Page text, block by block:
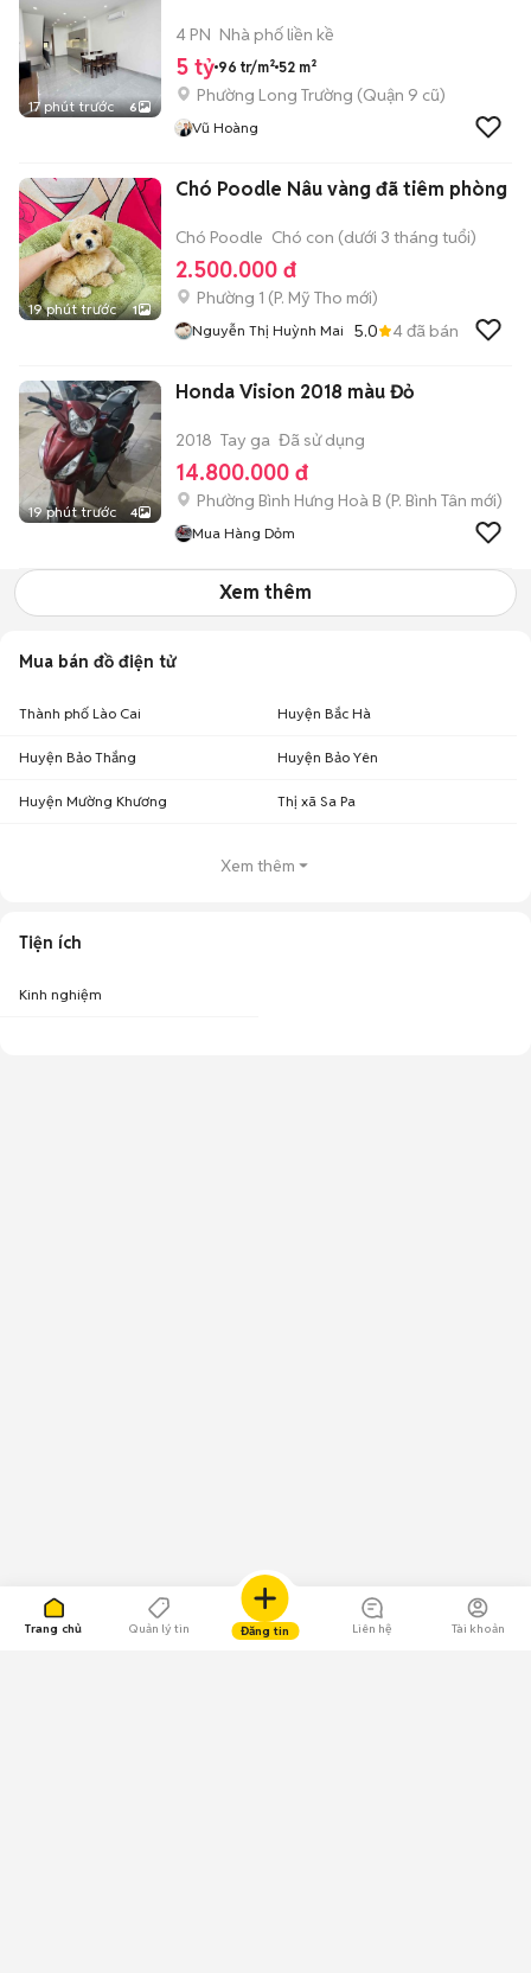
Trang chủ Quản lý tin Đăng tin Liên hệ Tài khoản
17 phút trước 6
4 PN Nhà phố liền kề
5 tỷ 96 tr/m² 52 m²
Phường Long Trường (Quận 9 cũ)
Vũ Hoàng
19 phút trước 1
Chó Poodle Nâu vàng đã tiêm phòng
Chó Poodle Chó con (dưới 3 tháng tuổi)
2.500.000 đ
Phường 1 (P. Mỹ Tho mới)
Nguyễn Thị Huỳnh Mai 5.0 4đã bán
19 phút trước 4
Honda Vision 2018 màu Đỏ
2018 Tay ga Đã sử dụng
14.800.000 đ
Phường Bình Hưng Hoà B (P. Bình Tân mới)
Mua Hàng Dỏm
Xem thêm
Mua bán đồ điện tử
Thành phố Lào Cai Huyện Bắc Hà
Huyện Bảo Thắng Huyện Bảo Yên
Huyện Mường Khương Thị xã Sa Pa
Xem thêm
Tiện ích
Kinh nghiệm